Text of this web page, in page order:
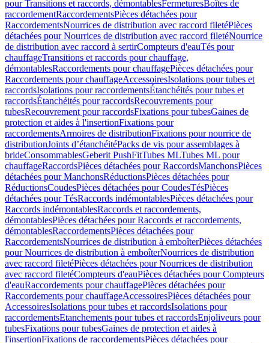
pour Transitions et raccords, démontablesFermeturesBoîtes de
raccordementRaccordementsPièces détachées pour
RaccordementsNourrices de distribution avec raccord filetéPièces
détachées pour Nourrices de distribution avec raccord filetéNourrice
de distribution avec raccord à sertirCompteurs d'eauTés pour
chauffageTransitions et raccords pour chauffage,
démontablesRaccordements pour chauffagePièces détachées pour
Raccordements pour chauffageAccessoiresIsolations pour tubes et
raccordsIsolations pour raccordementsÉtanchéités pour tubes et
raccordsÉtanchéités pour raccordsRecouvrements pour
tubesRecouvrement pour raccordsFixations pour tubesGaines de
protection et aides à l'insertionFixations pour
raccordementsArmoires de distributionFixations pour nourrice de
distributionJoints d’étanchéitéPacks de vis pour assemblages à
brideConsommablesGeberit PushFitTubes MLTubes ML pour
chauffageRaccordsPièces détachées pour RaccordsManchonsPièces
détachées pour ManchonsRéductionsPièces détachées pour
RéductionsCoudesPièces détachées pour CoudesTésPièces
détachées pour TésRaccords indémontablesPièces détachées pour
Raccords indémontablesRaccords et raccordements,
démontablesPièces détachées pour Raccords et raccordements,
démontablesRaccordementsPièces détachées pour
RaccordementsNourrices de distribution à emboîterPièces détachées
pour Nourrices de distribution à emboîterNourrices de distribution
avec raccord filetéPièces détachées pour Nourrices de distribution
avec raccord filetéCompteurs d'eauPièces détachées pour Compteurs
d'eauRaccordements pour chauffagePièces détachées pour
Raccordements pour chauffageAccessoiresPièces détachées pour
AccessoiresIsolations pour tubes et raccordsIsolations pour
raccordementsEtanchements pour tubes et raccordsEnjoliveurs pour
tubesFixations pour tubesGaines de protection et aides à
l'insertionFixations de raccordementsPièces détachées pour